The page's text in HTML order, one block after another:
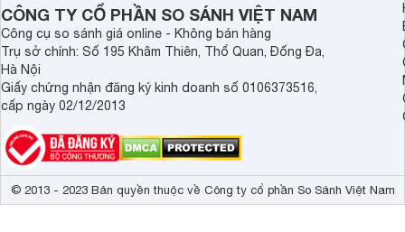
CÔNG TY CỔ PHẦN SO SÁNH VIỆT NAM
Công cụ so sánh giá online - Không bán hàng
Trụ sở chính: Số 195 Khâm Thiên, Thổ Quan, Đống Đa,
Hà Nội
Giấy chứng nhận đăng ký kinh doanh số 0106373516,
cấp ngày 02/12/2013
© 2013 - 2023 Bản quyền thuộc về Công ty cổ phần So Sánh Việt Nam